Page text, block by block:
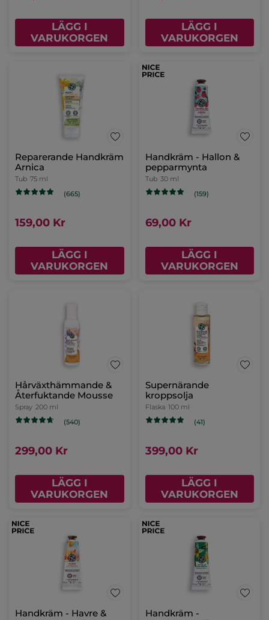
LÄGG I
VARUKORGEN
LÄGG I
VARUKORGEN
Handkräm - Monoi,
Tahitigardenia, 30 ml
Tub 30 ml
(751)
69,00 Kr
LÄGG I
VARUKORGEN
Kroppsritual Monoi &
Sheasmör med
necessär
(1312)
214,00 Kr
LÄGG I
VARUKORGEN
Kroppslotion - Hallon &
pepparmynta
Pumpflaska 390 ml
(194)
139,00 Kr
LÄGG I
VARUKORGEN
Monoi handvårdsduo